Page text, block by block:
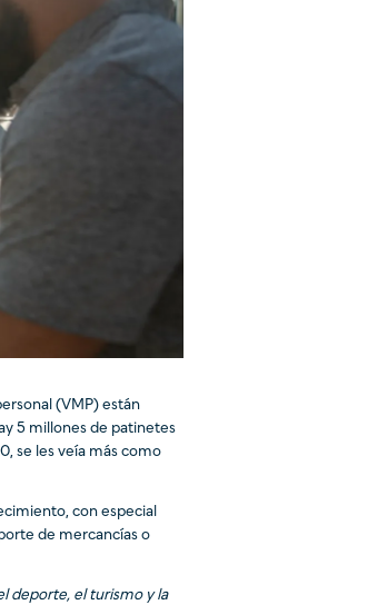
(VMP) están
5 millones de patinetes
se les veía más como
con especial
de mercancías o
deporte, el turismo y la